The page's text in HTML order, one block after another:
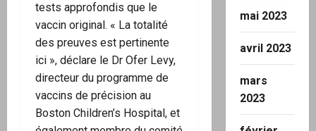
tests approfondis que le
vaccin original. « La totalité
des preuves est pertinente
ici », déclare le Dr Ofer Levy,
directeur du programme de
vaccins de précision au
Boston Children’s Hospital, et
mai 2023
avril 2023
mars
2023